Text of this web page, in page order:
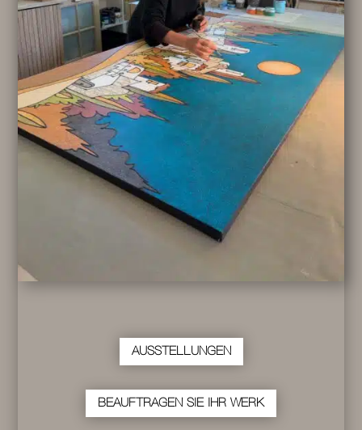
AUSSTELLUNGEN
BEAUFTRAGEN SIE IHR WERK